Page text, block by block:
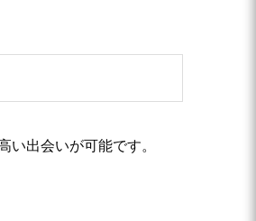
出会いが可能です。